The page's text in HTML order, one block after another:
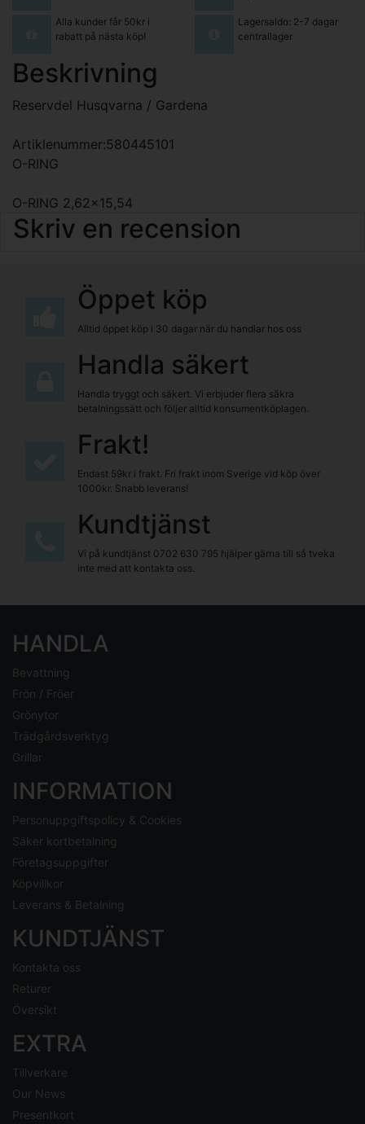
Alla kunder får 50kr i
rabatt på nästa köp!
Lagersaldo: 2-7 dagar
centrallager
Beskrivning
Reservdel Husqvarna / Gardena
Artiklenummer:580445101
O-RING
O-RING 2,62x15,54
Skriv en recension
Öppet köp
Alltid öppet köp i 30 dagar när du handlar hos oss
Handla säkert
Handla tryggt och säkert. Vi erbjuder flera säkra
betalningssätt och följer alltid konsumentköplagen.
Frakt!
Endast 59kr i frakt. Fri frakt inom Sverige vid köp över
1000kr. Snabb leverans!
Kundtjänst
Vi på kundtjänst 0702 630 795 hjälper gärna till så tveka
inte med att kontakta oss.
HANDLA
Bevattning
Frön / Fröer
Grönytor
Trädgårdsverktyg
Grillar
INFORMATION
Personuppgiftspolicy & Cookies
Säker kortbetalning
Företagsuppgifter
Köpvillkor
Leverans & Betalning
KUNDTJÄNST
Kontakta oss
Returer
Översikt
EXTRA
Tillverkare
Our News
Presentkort